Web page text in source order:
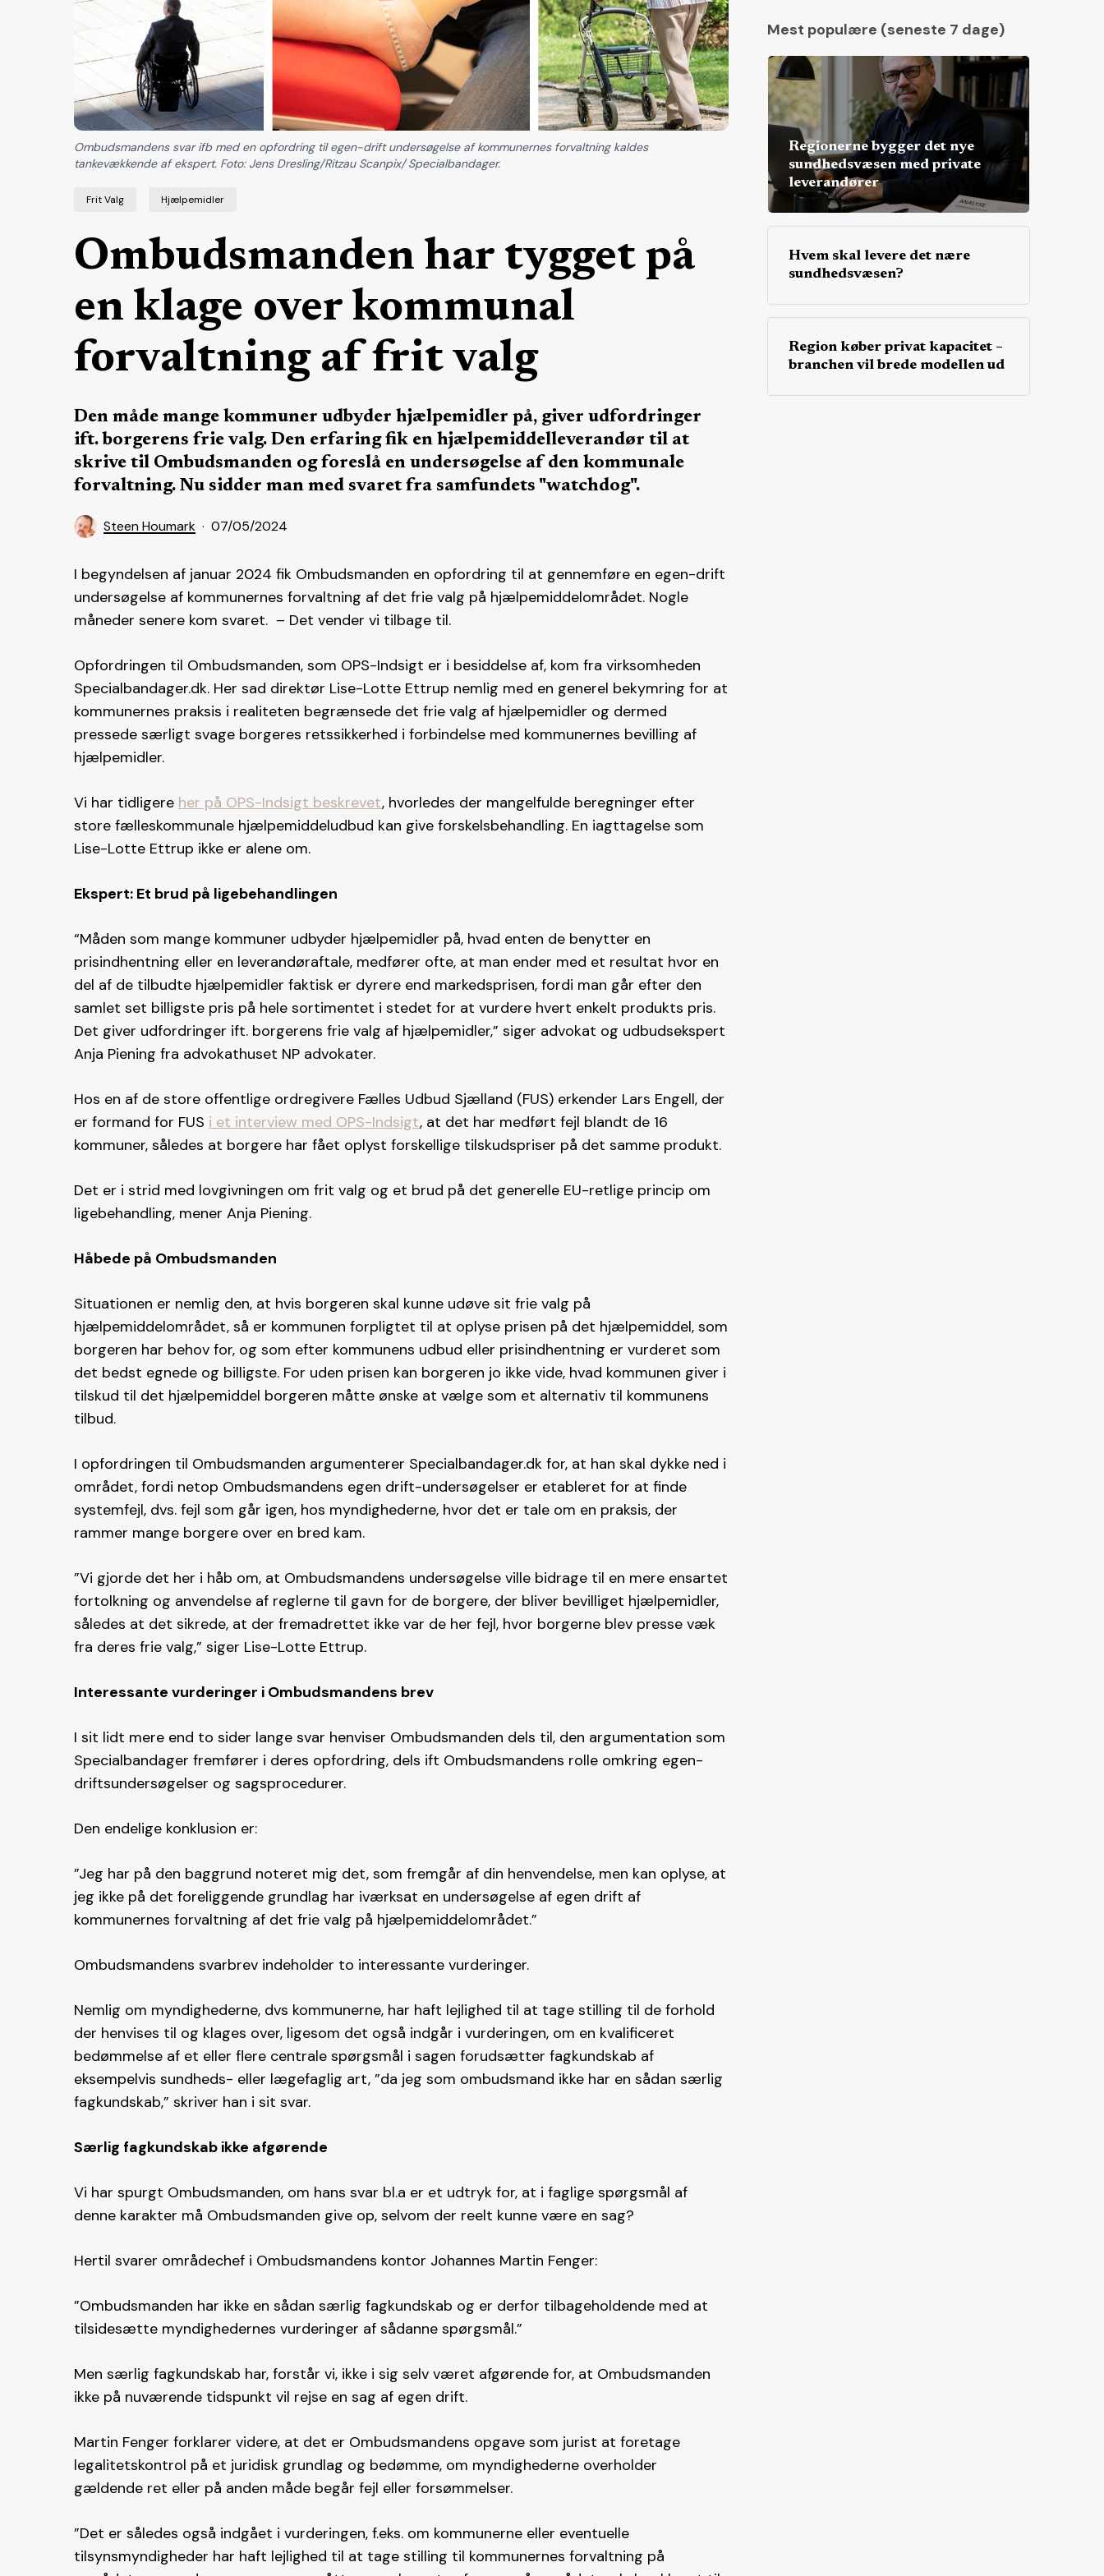
Frit Valg Hjælpemidler
Ombudsmanden har tygget på
en klage over kommunal
forvaltning af frit valg
Den måde mange kommuner udbyder hjælpemidler på, giver udfordringer
ift. borgerens frie valg. Den erfaring fik en hjælpemiddelleverandør til at
skrive til Ombudsmanden og foreslå en undersøgelse af den kommunale
forvaltning. Nu sidder man med svaret fra samfundets "watchdog".
Steen Houmark 07/05/2024
Ombudsmandens svar ifb med en opfordring til egen-drift undersøgelse af kommunernes forvaltning kaldes
tankevækkende af ekspert. Foto: Jens Dresling/Ritzau Scanpix/ Specialbandager.
I begyndelsen af januar 2024 fik Ombudsmanden en opfordring til at gennemføre en egen-drift
undersøgelse af kommunernes forvaltning af det frie valg på hjælpemiddelområdet. Nogle
måneder senere kom svaret. – Det vender vi tilbage til.
Opfordringen til Ombudsmanden, som OPS-Indsigt er i besiddelse af, kom fra virksomheden
Specialbandager.dk. Her sad direktør Lise-Lotte Ettrup nemlig med en generel bekymring for at
kommunernes praksis i realiteten begrænsede det frie valg af hjælpemidler og dermed
pressede særligt svage borgeres retssikkerhed i forbindelse med kommunernes bevilling af
hjælpemidler.
Vi har tidligere her på OPS-Indsigt beskrevet, hvorledes der mangelfulde beregninger efter
store fælleskommunale hjælpemiddeludbud kan give forskelsbehandling. En iagttagelse som
Lise-Lotte Ettrup ikke er alene om.
Ekspert: Et brud på ligebehandlingen
“Måden som mange kommuner udbyder hjælpemidler på, hvad enten de benytter en
prisindhentning eller en leverandøraftale, medfører ofte, at man ender med et resultat hvor en
del af de tilbudte hjælpemidler faktisk er dyrere end markedsprisen, fordi man går efter den
samlet set billigste pris på hele sortimentet i stedet for at vurdere hvert enkelt produkts pris.
Det giver udfordringer ift. borgerens frie valg af hjælpemidler,” siger advokat og udbudsekspert
Anja Piening fra advokathuset NP advokater.
Hos en af de store offentlige ordregivere Fælles Udbud Sjælland (FUS) erkender Lars Engell, der
er formand for FUS i et interview med OPS-Indsigt, at det har medført fejl blandt de 16
kommuner, således at borgere har fået oplyst forskellige tilskudspriser på det samme produkt.
Det er i strid med lovgivningen om frit valg og et brud på det generelle EU-retlige princip om
ligebehandling, mener Anja Piening.
Håbede på Ombudsmanden
Situationen er nemlig den, at hvis borgeren skal kunne udøve sit frie valg på
hjælpemiddelområdet, så er kommunen forpligtet til at oplyse prisen på det hjælpemiddel, som
borgeren har behov for, og som efter kommunens udbud eller prisindhentning er vurderet som
det bedst egnede og billigste. For uden prisen kan borgeren jo ikke vide, hvad kommunen giver i
tilskud til det hjælpemiddel borgeren måtte ønske at vælge som et alternativ til kommunens
tilbud.
I opfordringen til Ombudsmanden argumenterer Specialbandager.dk for, at han skal dykke ned i
området, fordi netop Ombudsmandens egen drift-undersøgelser er etableret for at finde
systemfejl, dvs. fejl som går igen, hos myndighederne, hvor det er tale om en praksis, der
rammer mange borgere over en bred kam.
”Vi gjorde det her i håb om, at Ombudsmandens undersøgelse ville bidrage til en mere ensartet
fortolkning og anvendelse af reglerne til gavn for de borgere, der bliver bevilliget hjælpemidler,
således at det sikrede, at der fremadrettet ikke var de her fejl, hvor borgerne blev presse væk
fra deres frie valg,” siger Lise-Lotte Ettrup.
Interessante vurderinger i Ombudsmandens brev
I sit lidt mere end to sider lange svar henviser Ombudsmanden dels til, den argumentation som
Specialbandager fremfører i deres opfordring, dels ift Ombudsmandens rolle omkring egen-
driftsundersøgelser og sagsprocedurer.
Den endelige konklusion er:
”Jeg har på den baggrund noteret mig det, som fremgår af din henvendelse, men kan oplyse, at
jeg ikke på det foreliggende grundlag har iværksat en undersøgelse af egen drift af
kommunernes forvaltning af det frie valg på hjælpemiddelområdet.”
Ombudsmandens svarbrev indeholder to interessante vurderinger.
Nemlig om myndighederne, dvs kommunerne, har haft lejlighed til at tage stilling til de forhold
der henvises til og klages over, ligesom det også indgår i vurderingen, om en kvalificeret
bedømmelse af et eller flere centrale spørgsmål i sagen forudsætter fagkundskab af
eksempelvis sundheds- eller lægefaglig art, ”da jeg som ombudsmand ikke har en sådan særlig
fagkundskab,” skriver han i sit svar.
Særlig fagkundskab ikke afgørende
Vi har spurgt Ombudsmanden, om hans svar bl.a er et udtryk for, at i faglige spørgsmål af
denne karakter må Ombudsmanden give op, selvom der reelt kunne være en sag?
Hertil svarer områdechef i Ombudsmandens kontor Johannes Martin Fenger:
”Ombudsmanden har ikke en sådan særlig fagkundskab og er derfor tilbageholdende med at
tilsidesætte myndighedernes vurderinger af sådanne spørgsmål.”
Men særlig fagkundskab har, forstår vi, ikke i sig selv været afgørende for, at Ombudsmanden
ikke på nuværende tidspunkt vil rejse en sag af egen drift.
Martin Fenger forklarer videre, at det er Ombudsmandens opgave som jurist at foretage
legalitetskontrol på et juridisk grundlag og bedømme, om myndighederne overholder
gældende ret eller på anden måde begår fejl eller forsømmelser.
”Det er således også indgået i vurderingen, f.eks. om kommunerne eller eventuelle
tilsynsmyndigheder har haft lejlighed til at tage stilling til kommunernes forvaltning på
Mest populære (seneste 7 dage)
Regionerne bygger det nye
sundhedsvæsen med private
leverandører
Hvem skal levere det nære
sundhedsvæsen?
Region køber privat kapacitet –
branchen vil brede modellen ud